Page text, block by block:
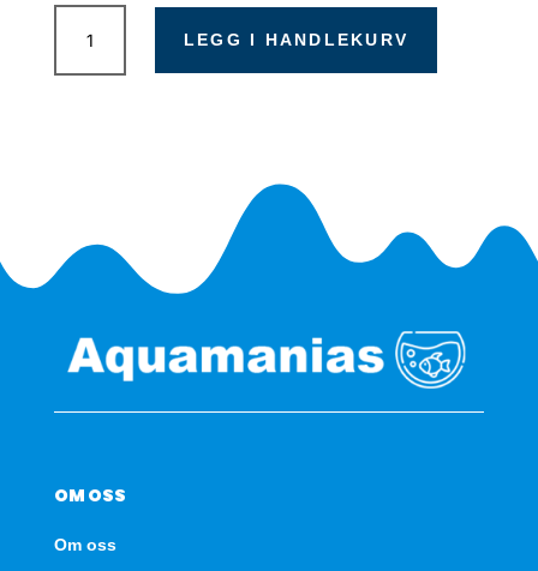
Seachem
PhosGuard
100ml
LEGG I HANDLEKURV
OM OSS
Om oss